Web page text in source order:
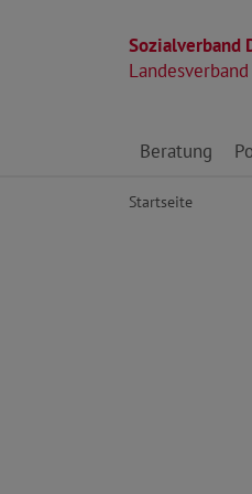
Sozialverband
Direkt zu den
Beratung
Startseite